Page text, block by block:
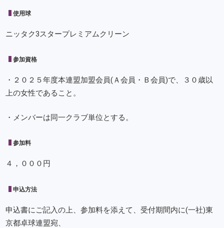
使用球
ニッタク3スタープレミアムクリーン
参加資格
・２０２５年度本連盟加盟会員(Ａ会員・Ｂ会員)で、３０歳以
上の女性であること。
・メンバーは同一クラブ単位とする。
参加料
４，０００円
申込方法
申込書にご記入の上、参加料を添えて、受付期間内に(一社)東
京都卓球連盟宛、